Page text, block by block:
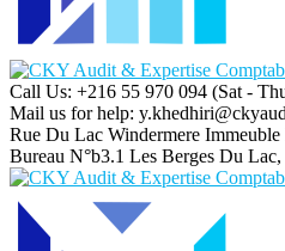
Call Us: +216 55 970 094 (Sat -
Mail us for help:
Rue Du Lac Windermere
Bureau N°b3.1 Les Berges Du